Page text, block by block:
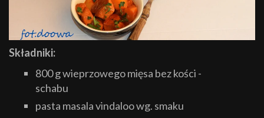
Składniki:
800 g wieprzowego mięsa bez kości -
schabu
pasta masala vindaloo wg. smaku